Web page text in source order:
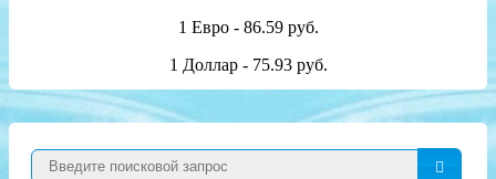
1 Евро - 86.59 руб.
1 Доллар - 75.93 руб.